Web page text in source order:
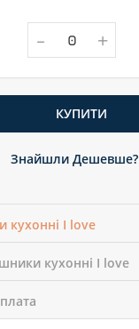
- +
КУПИТИ
Знайшли Дешевше?
кухонні I love
кухонні I love